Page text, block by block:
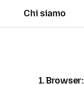
Chi siamo
1. Browser: